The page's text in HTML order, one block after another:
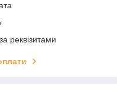
реквізитами